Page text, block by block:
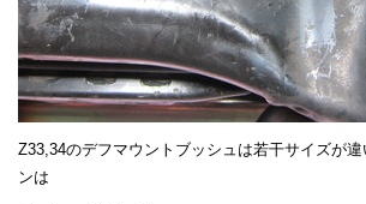
Z33,34のデフマウントブッシュは若干サイズが
ンは